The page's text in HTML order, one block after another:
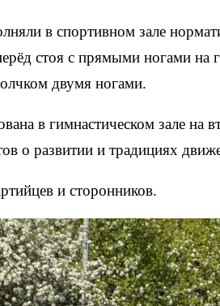
в спортивном зале
стоя с прямыми ногами на
двумя ногами.
в гимнастическом зале на
о развитии и традициях
и сторонников.